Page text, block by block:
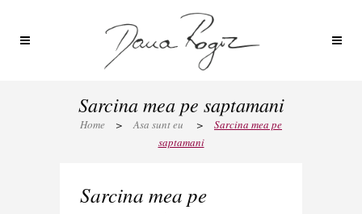
Sarcina mea pe saptamani
Home > Asa sunt eu >
Sarcina mea pe
saptamani
Sarcina mea pe